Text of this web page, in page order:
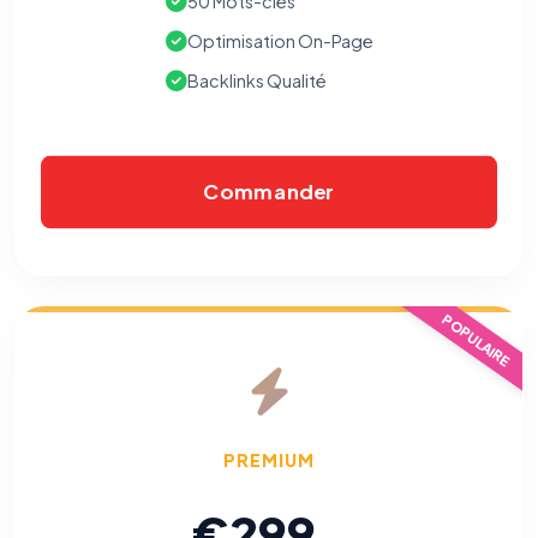
Optimisation On-Page
Backlinks Qualité
Commander
POPULAIRE
PREMIUM
peuvent pas être désactivés.
(pages visitées, durée de visite) pour l'améliorer. Données
Permettent d'afficher des publicités pertinentes et de
Meta/Facebook). Vous pouvez les refuser sans impact sur
HORS SITE WEB